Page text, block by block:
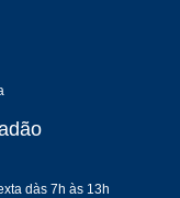
dàs 7h às 13h